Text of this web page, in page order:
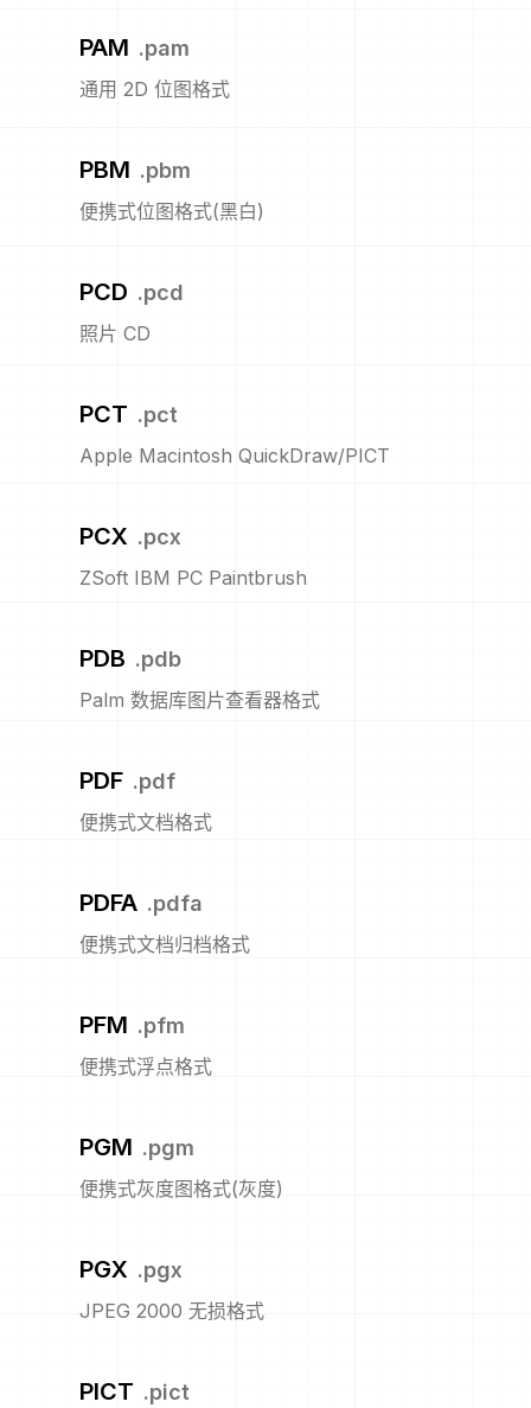
PAM .pam
通用 2D 位图格式
PBM .pbm
便携式位图格式(黑白)
PCD .pcd
照片 CD
PCT .pct
Apple Macintosh QuickDraw/PICT
PCX .pcx
ZSoft IBM PC Paintbrush
PDB .pdb
Palm 数据库图片查看器格式
PDF .pdf
便携式文档格式
PDFA .pdfa
便携式文档归档格式
PFM .pfm
便携式浮点格式
PGM .pgm
便携式灰度图格式(灰度)
PGX .pgx
JPEG 2000 无损格式
PICT .pict